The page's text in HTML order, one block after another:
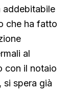
addebitabile
che ha fatto
al
con il notaio
si spera già